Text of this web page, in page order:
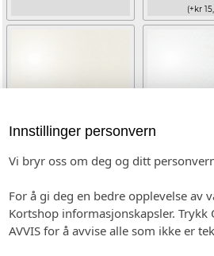
(+kr
(+kr 15,00)
(+kr
Innstillinger personvern
Vi bryr oss om deg og ditt
For å gi deg en bedre opplevelse av
Kortshop informasjonskapsler. Trykk
AVVIS for å avvise alle som ikke er